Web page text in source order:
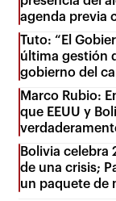
agenda previa
Tuto: “El
última gestión
gobierno del
Marco Rubio:
que EEUU y
Bolivia celebra
de una crisis;
un paquete de